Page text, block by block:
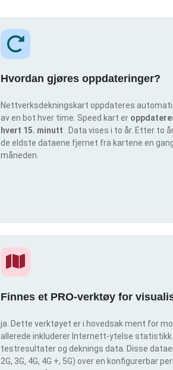
Hvordan gjøres oppdateringer?
Nettverksdekningskart oppdateres
av en bot hver time. Speed kart er
hvert 15. minutt . Data vises i to år. Etter to
de eldste dataene fjernet fra kartene en
måneden.
Finnes et PRO-verktøy for
ja. Dette verktøyet er i hovedsak ment for
allerede inkluderer Internett-ytelse
testresultater og deknings data. Disse
2G, 3G, 4G, 4G +, 5G) over en konfigurerbar